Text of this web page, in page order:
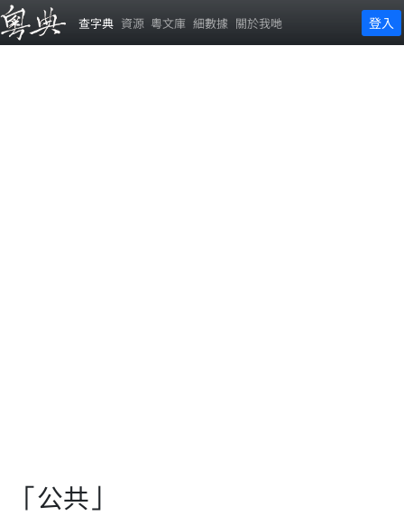
查字典 資源 粵文庫 細數據 關於我哋 登入
「公共」